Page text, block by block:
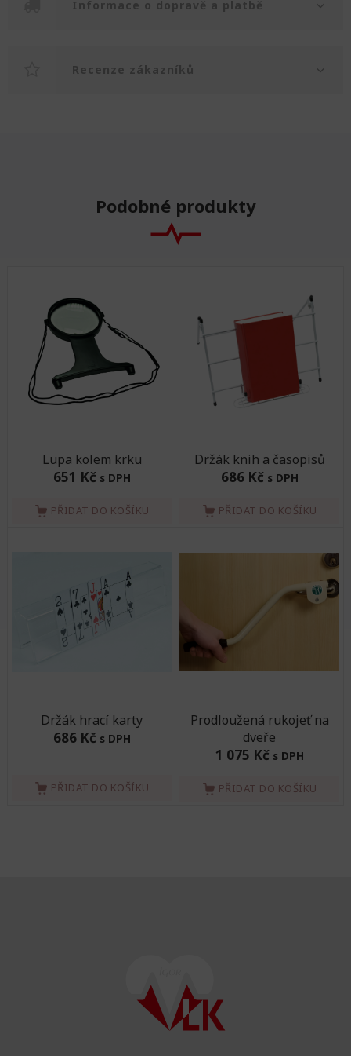
Informace o dopravě a platbě
Recenze zákazníků
Podobné produkty
Lupa kolem krku
651 Kč s DPH
PŘIDAT DO KOŠÍKU
Držák knih a časopisů
686 Kč s DPH
PŘIDAT DO KOŠÍKU
Držák hrací karty
686 Kč s DPH
PŘIDAT DO KOŠÍKU
Prodloužená rukojeť na
dveře
1 075 Kč s DPH
PŘIDAT DO KOŠÍKU